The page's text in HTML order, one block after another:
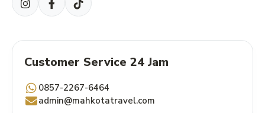
Customer Service 24 Jam
0857-2267-6464
admin@mahkotatravel.com